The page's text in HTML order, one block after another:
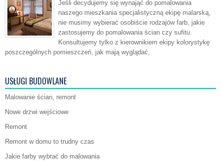
Jeśli decydujemy się wynająć do pomalowania
naszego mieszkania specjalistyczną ekipę malarską,
nie musimy wybierać osobiście rodzajów farb, jakie
zastosujemy do pomalowania ścian czy sufitu.
Konsultujemy tylko z kierownikiem ekipy kolorystykę
poszczególnych pomieszczeń, jak mają wyglądać,
USŁUGI BUDOWLANE
Malowanie ścian, remont
Nowe drzwi wejściowe
Remont
Remont w domu to trudny czas
Jakie farby wybrać do malowania